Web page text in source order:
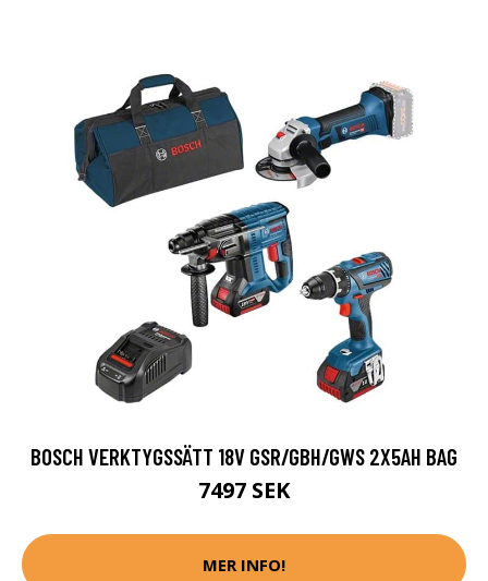
BOSCH VERKTYGSSÄTT 18V GSR/GBH/GWS 2X5AH BAG
7497 SEK
MER INFO!